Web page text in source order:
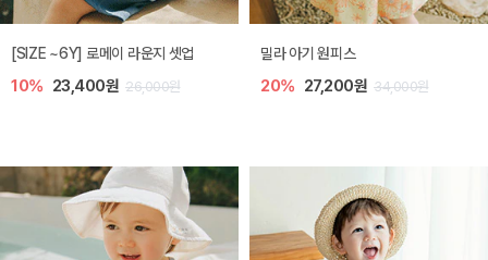
엘리오 아기 블라우스
20% 21,600원 27,000원
엘로디 니트 아기 뷔스티에
20% 21,600원 27,000원